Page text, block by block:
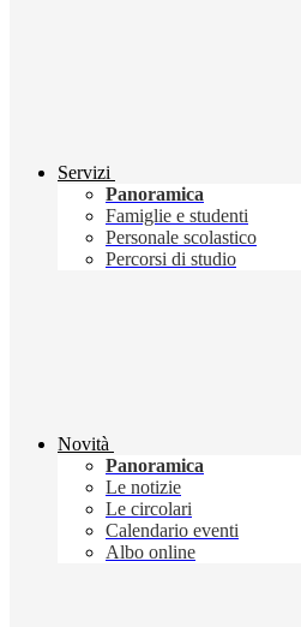
Servizi
Panoramica
Famiglie e studenti
Personale scolastico
Percorsi di studio
Novità
Panoramica
Le notizie
Le circolari
Calendario eventi
Albo online